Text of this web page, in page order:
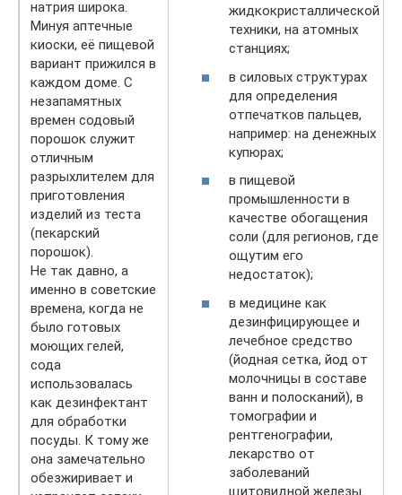
натрия широка.
Минуя аптечные
киоски, её пищевой
вариант прижился в
каждом доме. С
незапамятных
времен содовый
порошок служит
отличным
разрыхлителем для
приготовления
изделий из теста
(пекарский
порошок).
Не так давно, а
именно в советские
времена, когда не
было готовых
моющих гелей,
сода
использовалась
как дезинфектант
для обработки
посуды. К тому же
она замечательно
обезжиривает и
жидкокристаллической
техники, на атомных
станциях;
в силовых структурах
для определения
отпечатков пальцев,
например: на денежных
купюрах;
в пищевой
промышленности в
качестве обогащения
соли (для регионов, где
ощутим его
недостаток);
в медицине как
дезинфицирующее и
лечебное средство
(йодная сетка, йод от
молочницы в составе
ванн и полосканий), в
томографии и
рентгенографии,
лекарство от
заболеваний
щитовидной железы.